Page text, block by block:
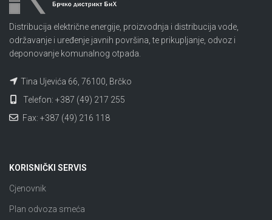
Distribucija električne energije, proizvodnja i distribucija vode,
održavanje i uređenje javnih površina, te prikupljanje, odvoz i
deponovanje komunalnog otpada.
Tina Ujevića 66, 76100, Brčko
Telefon: +387 (49) 217 255
Fax: +387 (49) 216 118
KORISNIČKI SERVIS
Cjenovnik
Plan odvoza smeća